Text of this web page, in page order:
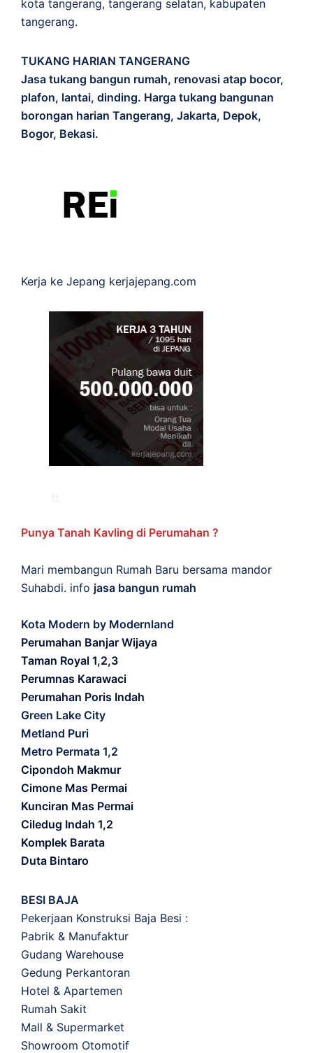
kota tangerang, tangerang selatan, kabupaten
tangerang.
TUKANG HARIAN TANGERANG
Jasa tukang bangun rumah, renovasi atap bocor,
plafon, lantai, dinding. Harga tukang bangunan
borongan harian Tangerang, Jakarta, Depok,
Bogor, Bekasi.
Kerja ke Jepang kerjajepang.com
Punya Tanah Kavling di Perumahan ?
Mari membangun Rumah Baru bersama mandor
Suhabdi. info jasa bangun rumah
Kota Modern by Modernland
Perumahan Banjar Wijaya
Taman Royal 1,2,3
Perumnas Karawaci
Perumahan Poris Indah
Green Lake City
Metland Puri
Metro Permata 1,2
Cipondoh Makmur
Cimone Mas Permai
Kunciran Mas Permai
Ciledug Indah 1,2
Komplek Barata
Duta Bintaro
BESI BAJA
Pekerjaan Konstruksi Baja Besi :
Pabrik & Manufaktur
Gudang Warehouse
Gedung Perkantoran
Hotel & Apartemen
Rumah Sakit
Mall & Supermarket
Showroom Otomotif